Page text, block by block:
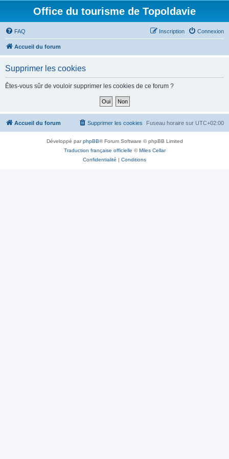
Office du tourisme de Topoldavie
FAQ Connexion
Inscription
Accueil du forum
Supprimer les cookies
Êtes-vous sûr de vouloir supprimer les cookies de ce forum ?
Accueil du forum Fuseau horaire sur UTC+02:00
Supprimer les cookies
Développé parphpBB® Forum Software © phpBB Limited
Traduction française officielle ©Miles Cellar
Confidentialité | Conditions